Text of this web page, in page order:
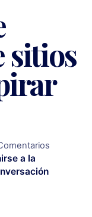
sitios
a la